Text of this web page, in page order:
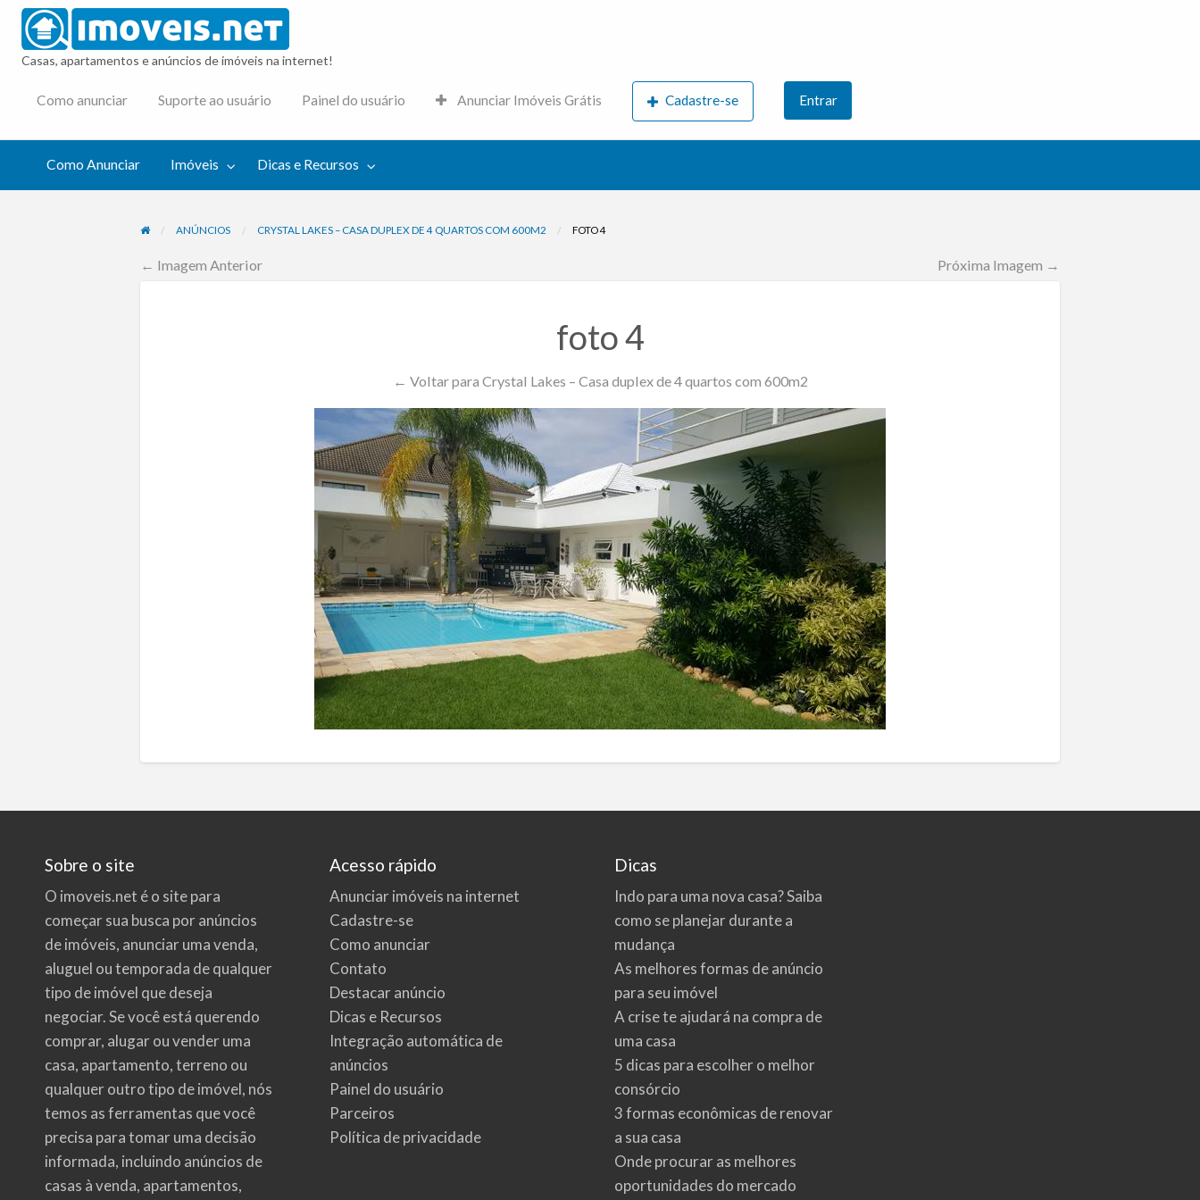
Casas, apartamentos e anúncios de imóveis na internet!
Como anunciar Suporte ao usuário Painel do usuário Anunciar Imóveis Grátis Cadastre-se Entrar
Como Anunciar Imóveis Dicas e Recursos
ANÚNCIOS CRYSTAL LAKES – CASA DUPLEX DE 4 QUARTOS COM 600M2 FOTO 4
← Imagem Anterior Próxima Imagem →
foto 4
← Voltar para Crystal Lakes – Casa duplex de 4 quartos com 600m2
Sobre o site
O imoveis.net é o site para
começar sua busca poranúncios
de imóveis, anunciar uma venda,
aluguel ou temporada de qualquer
tipo de imóvel que deseja
negociar. Se você está querendo
comprar, alugar ou vender uma
casa, apartamento, terreno ou
qualquer outro tipo de imóvel, nós
temos as ferramentas que você
precisa para tomar uma decisão
informada, incluindo anúncios de
casas à venda, apartamentos,
Acesso rápido
Anunciar imóveis na internet
Cadastre-se
Como anunciar
Contato
Destacar anúncio
Dicas e Recursos
Integração automática de
anúncios
Painel do usuário
Parceiros
Política de privacidade
Dicas
Indo para uma nova casa? Saiba
como se planejar durante a
mudança
As melhores formas de anúncio
para seu imóvel
A crise te ajudará na compra de
uma casa
5 dicas para escolher o melhor
consórcio
3 formas econômicas de renovar
a sua casa
Onde procurar as melhores
oportunidades do mercado